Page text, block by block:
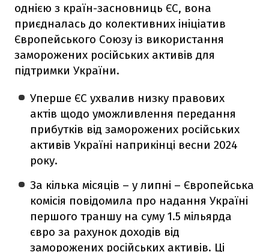
однією з країн-засновниць ЄС, вона
приєдналась до колективних ініціатив
Європейського Союзу із використання
заморожених російських активів для
підтримки України.
Уперше ЄС ухвалив низку правових
актів щодо уможливлення передання
прибутків від заморожених російських
активів Україні наприкінці весни 2024
року.
За кілька місяців – у липні – Європейська
комісія повідомила про надання Україні
першого траншу на суму 1.5 мільярда
євро за рахунок доходів від
заморожених російських активів. Ці